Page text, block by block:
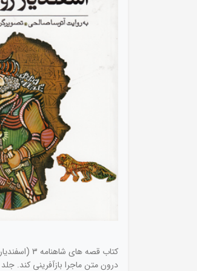
کتاب قصه
درون‌ متن‌ ماجرا بازآفرینی‌ کند.